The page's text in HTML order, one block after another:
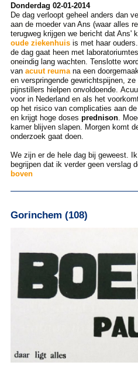
Donderdag 02-01-2014
De dag verloopt geheel anders dan
aan de moeder van Ans (waar alles
terugweg krijgen we bericht dat Ans'
oude ziekenhuisis met haar
de dag gaat heen met
oneindig lang wachten. Tenslotte
van acuut reumana een
en verspringende gewrichtspijnen,
pijnstillers hielpen onvoldoende.
voor in Nederland en als het
op het risico van complicaties aan
en krijgt hoge doses prednison.
kamer blijven slapen. Morgen komt
onderzoek gaat doen.
We zijn er de hele dag bij geweest.
begrijpen dat ik verder geen verslag
boven
Gorinchem (108)